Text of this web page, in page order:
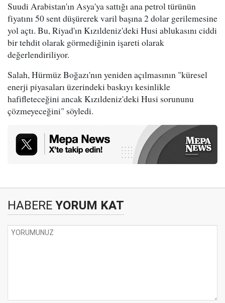
Suudi Arabistan'ın Asya'ya sattığı ana petrol türünün
fiyatını 50 sent düşürerek varil başına 2 dolar gerilemesine
yol açtı. Bu, Riyad'ın Kızıldeniz'deki Husi ablukasını ciddi
bir tehdit olarak görmediğinin işareti olarak
değerlendiriliyor.
Salah, Hürmüz Boğazı'nın yeniden açılmasının "küresel
enerji piyasaları üzerindeki baskıyı kesinlikle
hafifleteceğini ancak Kızıldeniz'deki Husi sorununu
çözmeyeceğini" söyledi.
HABERE YORUM KAT